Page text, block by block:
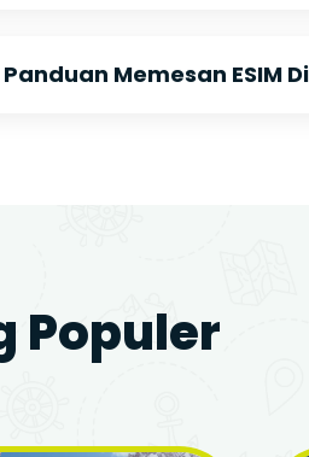
Panduan Memesan ESIM
Populer